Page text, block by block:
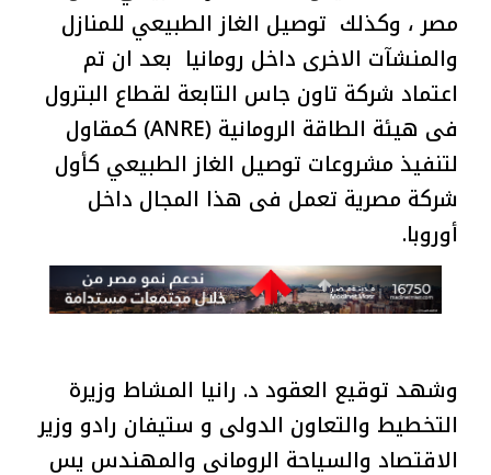
مصر ، وكذلك توصيل الغاز الطبيعي للمنازل
والمنشآت الاخرى داخل رومانيا بعد ان تم
اعتماد شركة تاون جاس التابعة لقطاع البترول
فى هيئة الطاقة الرومانية (ANRE) كمقاول
لتنفيذ مشروعات توصيل الغاز الطبيعي كأول
شركة مصرية تعمل فى هذا المجال داخل
أوروبا.
وشهد توقيع العقود د. رانيا المشاط وزيرة
التخطيط والتعاون الدولى و ستيفان رادو وزير
الاقتصاد والسياحة الرومانى والمهندس يس